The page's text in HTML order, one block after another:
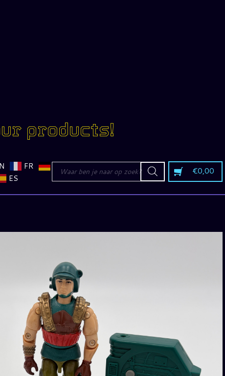
products!
FR
ES
Producten
zoeken €0,00